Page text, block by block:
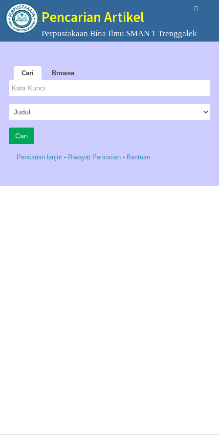
Pencarian Artikel
Perpustakaan Bina Ilmu SMAN 1 Trenggalek
Cari Browse
Pencarian lanjut - Riwayat Pencarian - Bantuan